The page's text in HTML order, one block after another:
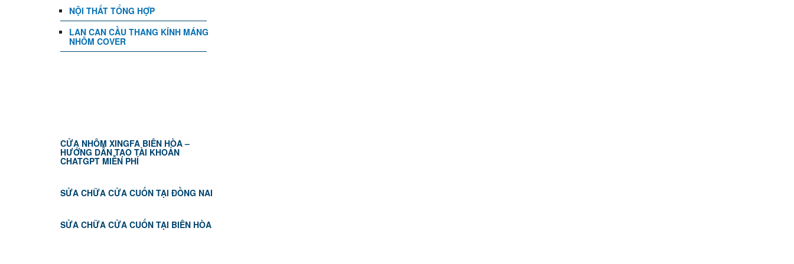
NỘI THẤT TỔNG HỢP
LAN CAN CẦU THANG KÍNH MÁNG
NHÔM COVER
CỬA NHÔM XINGFA BIÊN HÒA –
HƯỚNG DẪN TẠO TÀI KHOẢN
CHATGPT MIỄN PHÍ
SỬA CHỮA CỬA CUỐN TẠI ĐỒNG NAI
SỬA CHỮA CỬA CUỐN TẠI BIÊN HÒA